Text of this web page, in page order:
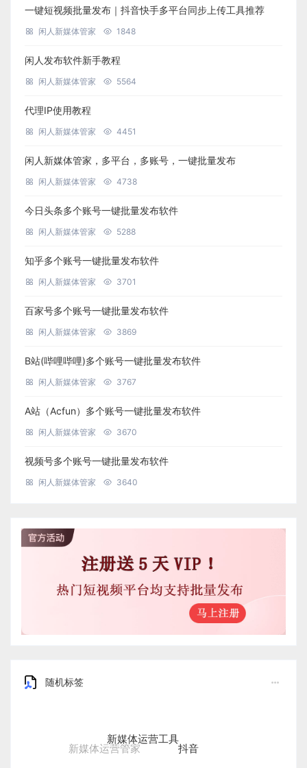
一键短视频批量发布｜抖音快手多平台同步上传工具推荐
闲人新媒体管家 1848
闲人发布软件新手教程
闲人新媒体管家 5564
代理IP使用教程
闲人新媒体管家 4451
闲人新媒体管家，多平台，多账号，一键批量发布
闲人新媒体管家 4738
今日头条多个账号一键批量发布软件
闲人新媒体管家 5288
知乎多个账号一键批量发布软件
闲人新媒体管家 3701
百家号多个账号一键批量发布软件
闲人新媒体管家 3869
B站(哔哩哔哩)多个账号一键批量发布软件
闲人新媒体管家 3767
A站（Acfun）多个账号一键批量发布软件
闲人新媒体管家 3670
视频号多个账号一键批量发布软件
闲人新媒体管家 3640
随机标签
新媒体运营管家
新媒体运营工具
抖音